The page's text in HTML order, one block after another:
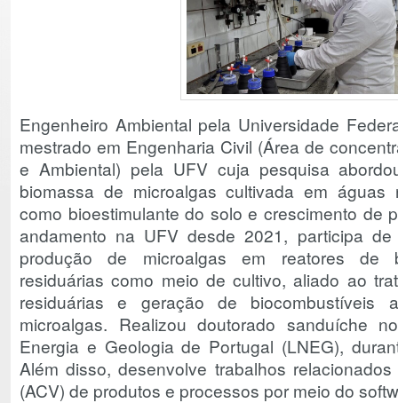
Engenheiro Ambiental pela Universidade
mestrado em Engenharia Civil (Área de
e Ambiental) pela UFV cuja pesquisa
biomassa de microalgas cultivada em águas
como bioestimulante do solo e crescimento de
andamento na UFV desde 2021, participa
produção de microalgas em reatores de
residuárias como meio de cultivo, aliado ao
residuárias e geração de
microalgas. Realizou doutorado sanduíche
Energia e Geologia de Portugal (LNEG),
Além disso, desenvolve trabalhos
(ACV) de produtos e processos por meio do